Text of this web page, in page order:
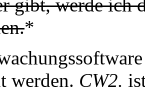
gibt, werde ich
*
werden. CW2.